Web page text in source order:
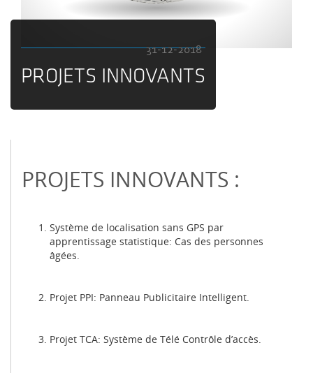
31-12-2018
PROJETS INNOVANTS
PROJETS INNOVANTS :
Système de localisation sans GPS par
apprentissage statistique: Cas des personnes
âgées.
Projet PPI: Panneau Publicitaire Intelligent.
Projet TCA: Système de Télé Contrôle d’accès.